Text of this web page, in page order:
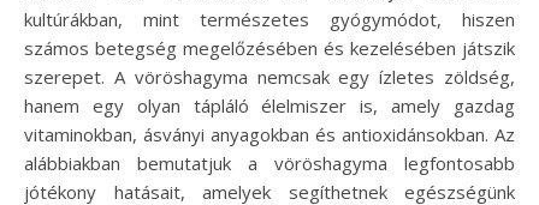
kultúrákban, mint természetes gyógymódot, hiszen
számos betegség megelőzésében és kezelésében játszik
szerepet. A vöröshagyma nemcsak egy ízletes zöldség,
hanem egy olyan tápláló élelmiszer is, amely gazdag
vitaminokban, ásványi anyagokban és antioxidánsokban. Az
alábbiakban bemutatjuk a vöröshagyma legfontosabb
jótékony hatásait, amelyek segíthetnek egészségünk